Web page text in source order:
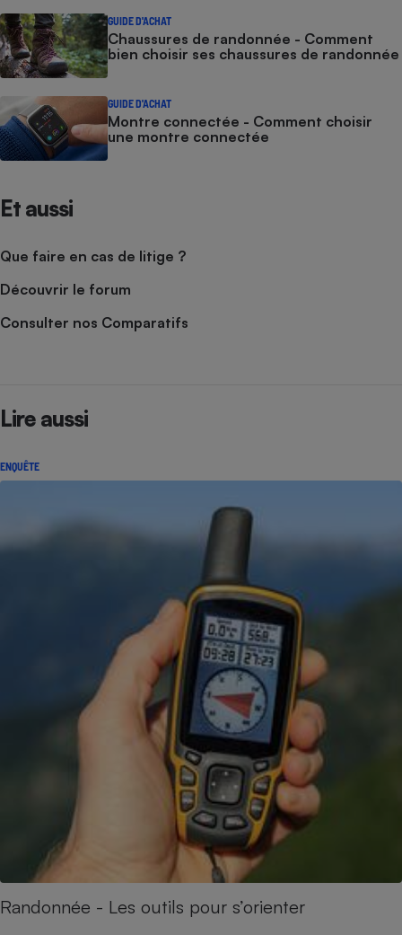
GUIDE D'ACHAT
Chaussures de randonnée - Comment
bien choisir ses chaussures de randonnée
GUIDE D'ACHAT
Montre connectée - Comment choisir
une montre connectée
Et aussi
Que faire en cas de litige ?
Découvrir le forum
Consulter nos Comparatifs
Lire aussi
ENQUÊTE
Randonnée - Les outils pour s’orienter